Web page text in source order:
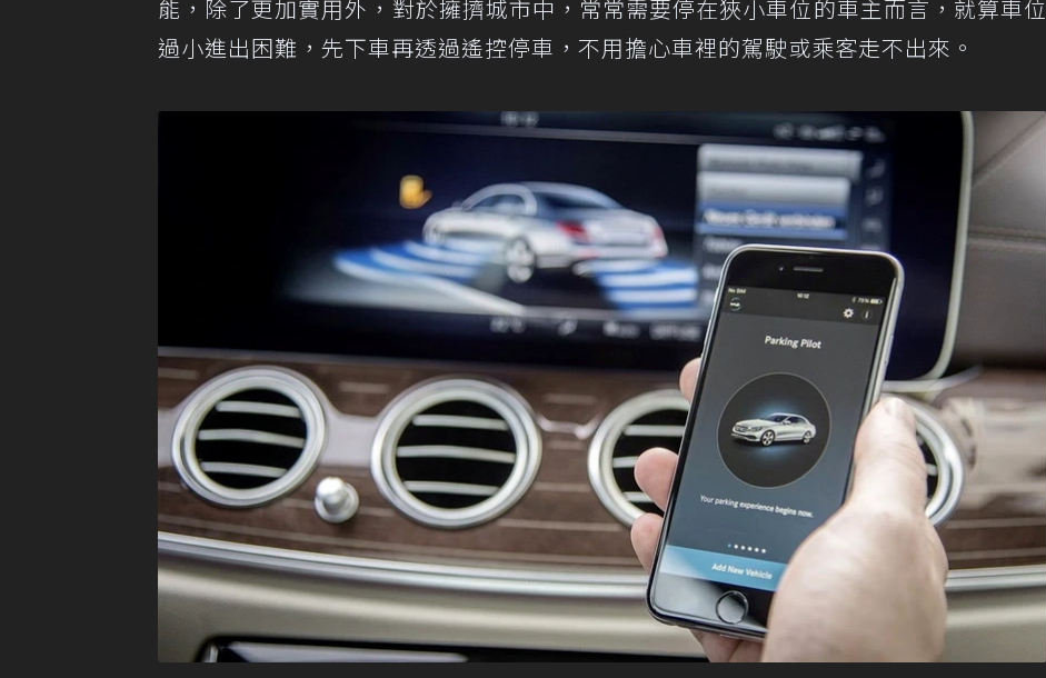
能，除了更加實用外，對於擁擠城市中，常常需要停在狹小車位的車主而言，就算車位
過小進出困難，先下車再透過遙控停車，不用擔心車裡的駕駛或乘客走不出來。